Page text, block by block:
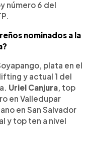
número 6 del
nominados a la
plata en el
y actual 1 del
Uriel Canjura, top
en Valledupar
en San Salvador
y top ten a nivel